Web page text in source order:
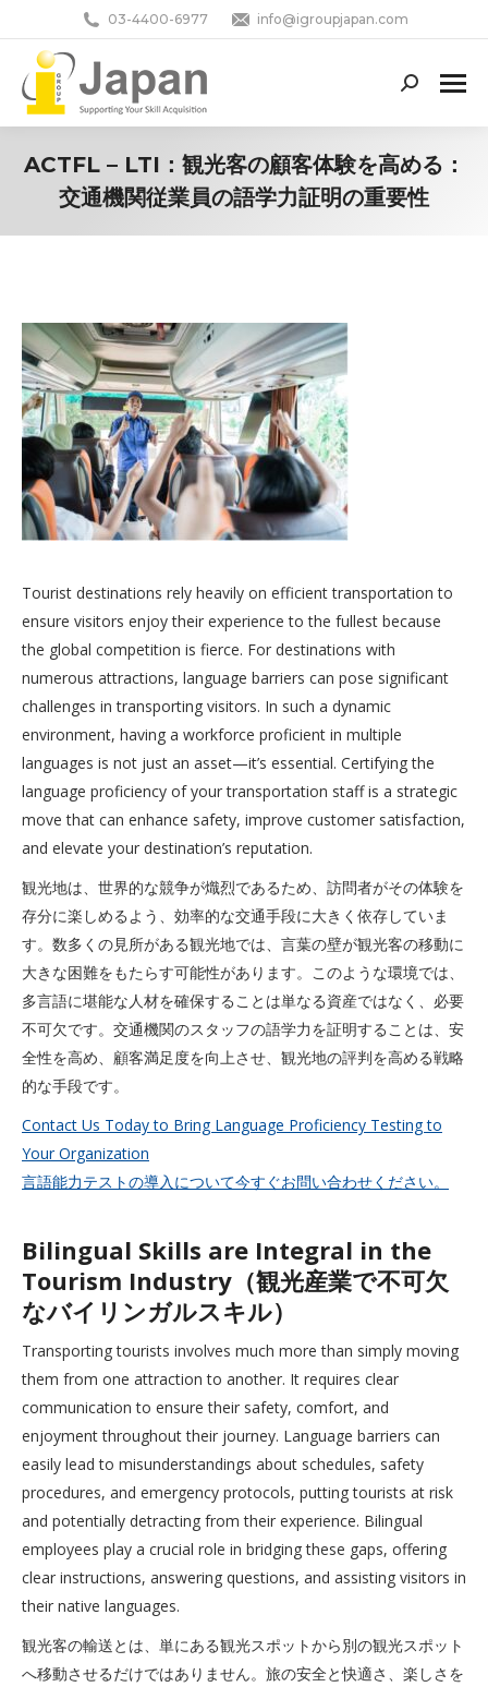
03-4400-6977 info@igroupjapan.com
Search:
ACTFL – LTI：観光客の顧客体験を高める：
交通機関従業員の語学力証明の重要性
Tourist destinations rely heavily on efficient transportation to
ensure visitors enjoy their experience to the fullest because
the global competition is fierce. For destinations with
numerous attractions, language barriers can pose significant
challenges in transporting visitors. In such a dynamic
environment, having a workforce proficient in multiple
languages is not just an asset—it’s essential. Certifying the
language proficiency of your transportation staff is a strategic
move that can enhance safety, improve customer satisfaction,
and elevate your destination’s reputation.
観光地は、世界的な競争が熾烈であるため、訪問者がその体験を
存分に楽しめるよう、効率的な交通手段に大きく依存していま
す。数多くの見所がある観光地では、言葉の壁が観光客の移動に
大きな困難をもたらす可能性があります。このような環境では、
多言語に堪能な人材を確保することは単なる資産ではなく、必要
不可欠です。交通機関のスタッフの語学力を証明することは、安
全性を高め、顧客満足度を向上させ、観光地の評判を高める戦略
的な手段です。
Contact Us Today to Bring Language Proficiency Testing to
Your Organization
言語能力テストの導入について今すぐお問い合わせください。
Bilingual Skills are Integral in the
Tourism Industry（観光産業で不可欠
なバイリンガルスキル）
Transporting tourists involves much more than simply moving
them from one attraction to another. It requires clear
communication to ensure their safety, comfort, and
enjoyment throughout their journey. Language barriers can
easily lead to misunderstandings about schedules, safety
procedures, and emergency protocols, putting tourists at risk
and potentially detracting from their experience. Bilingual
employees play a crucial role in bridging these gaps, offering
clear instructions, answering questions, and assisting visitors in
their native languages.
観光客の輸送とは、単にある観光スポットから別の観光スポット
へ移動させるだけではありません。旅の安全と快適さ、楽しさを